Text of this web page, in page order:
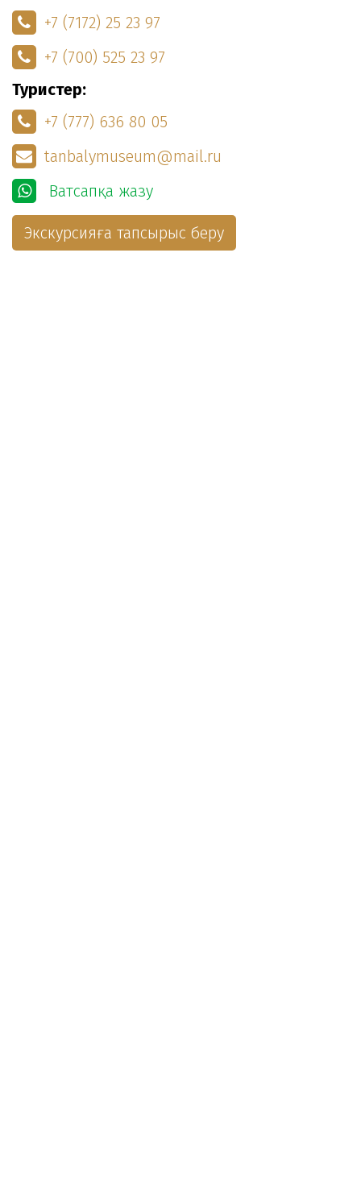
+7 (7172) 25 23 97
+7 (700) 525 23 97
Туристер:
+7 (777) 636 80 05
tanbalymuseum@mail.ru
Ватсапқа жазу
Экскурсияға тапсырыс беру